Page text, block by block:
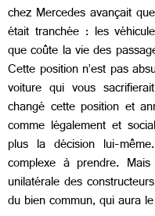
chez Mercedes avançait
était tranchée : les
que coûte la vie des
Cette position n’est pas
voiture qui vous
changé cette position et
comme légalement et
plus la décision lui-
complexe à prendre.
unilatérale des
du bien commun, qui aura